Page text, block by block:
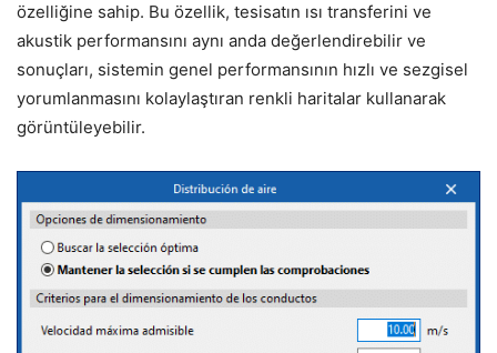
özelliğine sahip. Bu özellik, tesisatın ısı transferini ve
akustik performansını aynı anda değerlendirebilir ve
sonuçları, sistemin genel performansının hızlı ve sezgisel
yorumlanmasını kolaylaştıran renkli haritalar kullanarak
görüntüleyebilir.